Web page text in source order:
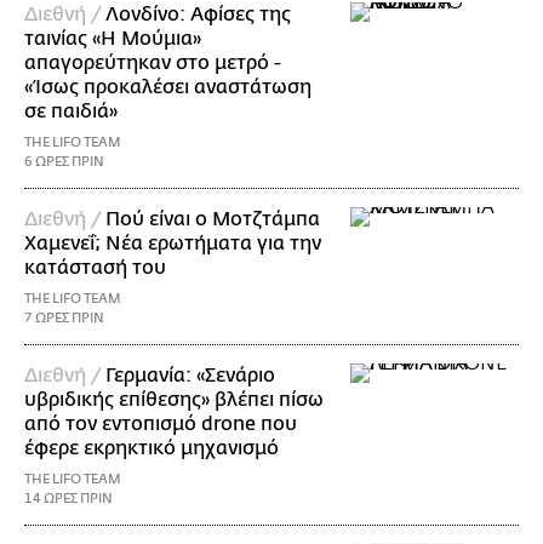
Διεθνή /Λονδίνο: Αφίσες της
ταινίας «Η Μούμια»
απαγορεύτηκαν στο μετρό -
«Ίσως προκαλέσει αναστάτωση
σε παιδιά»
THE LIFO TEAM
6 ΩΡΕΣ ΠΡΙΝ
Διεθνή / Πού είναι ο Μοτζτάμπα
Χαμενεΐ; Νέα ερωτήματα για την
κατάστασή του
THE LIFO TEAM
7 ΩΡΕΣ ΠΡΙΝ
Διεθνή / Γερμανία: «Σενάριο
υβριδικής επίθεσης» βλέπει πίσω
από τον εντοπισμό drone που
έφερε εκρηκτικό μηχανισμό
THE LIFO TEAM
14 ΩΡΕΣ ΠΡΙΝ